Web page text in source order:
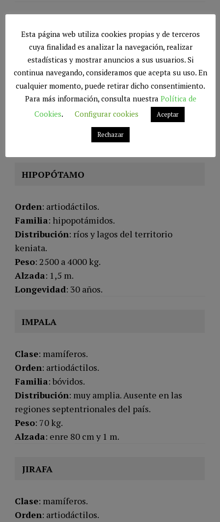
Clase: mamíferos.
Orden: carnívoros.
Familia: hiénidos.
Distribución: muy amplia.
Peso: 75 kg.
: entre 75 y 90 cm.
: 25 años.
HIPOPÓTAMO
Orden: artiodáctilos.
Familia: hipopotámidos.
Distribución: ríos y lagos del territorio
keniata.
Peso: 2500 a 4000 kg.
Alzada: 1,5 m.
Longevidad: 30 años.
IMPALA
Clase: mamíferos.
Orden: artiodáctilos.
Familia: bóvidos.
Distribución: muy amplia. Ausente en las
regiones septentrionales del país.
Peso: 70 kg.
Alzada: enre 80 cm y 1 m.
JIRAFA
Clase: mamíferos.
Orden: artiodáctilos.
Esta página web utiliza cookies propias y de terceros
cuya finalidad es analizar la navegación, realizar
estadísticas y mostrar anuncios a sus usuarios. Si
continua navegando, consideramos que acepta su uso. En
cualquier momento, puede retirar dicho consentimiento.
Para más información, consulta nuestra Política de
Cookies. Configurar cookies Aceptar
Rechazar